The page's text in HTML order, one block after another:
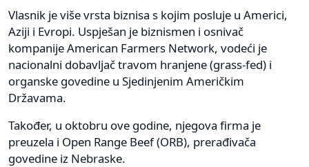
Vlasnik je više vrsta biznisa s kojim posluje u Americi,
Aziji i Evropi. Uspješan je biznismen i osnivač
kompanije American Farmers Network, vodeći je
nacionalni dobavljač travom hranjene (grass-fed) i
organske govedine u Sjedinjenim Američkim
Državama.
Također, u oktobru ove godine, njegova firma je
preuzela i Open Range Beef (ORB), prerađivača
govedine iz Nebraske.